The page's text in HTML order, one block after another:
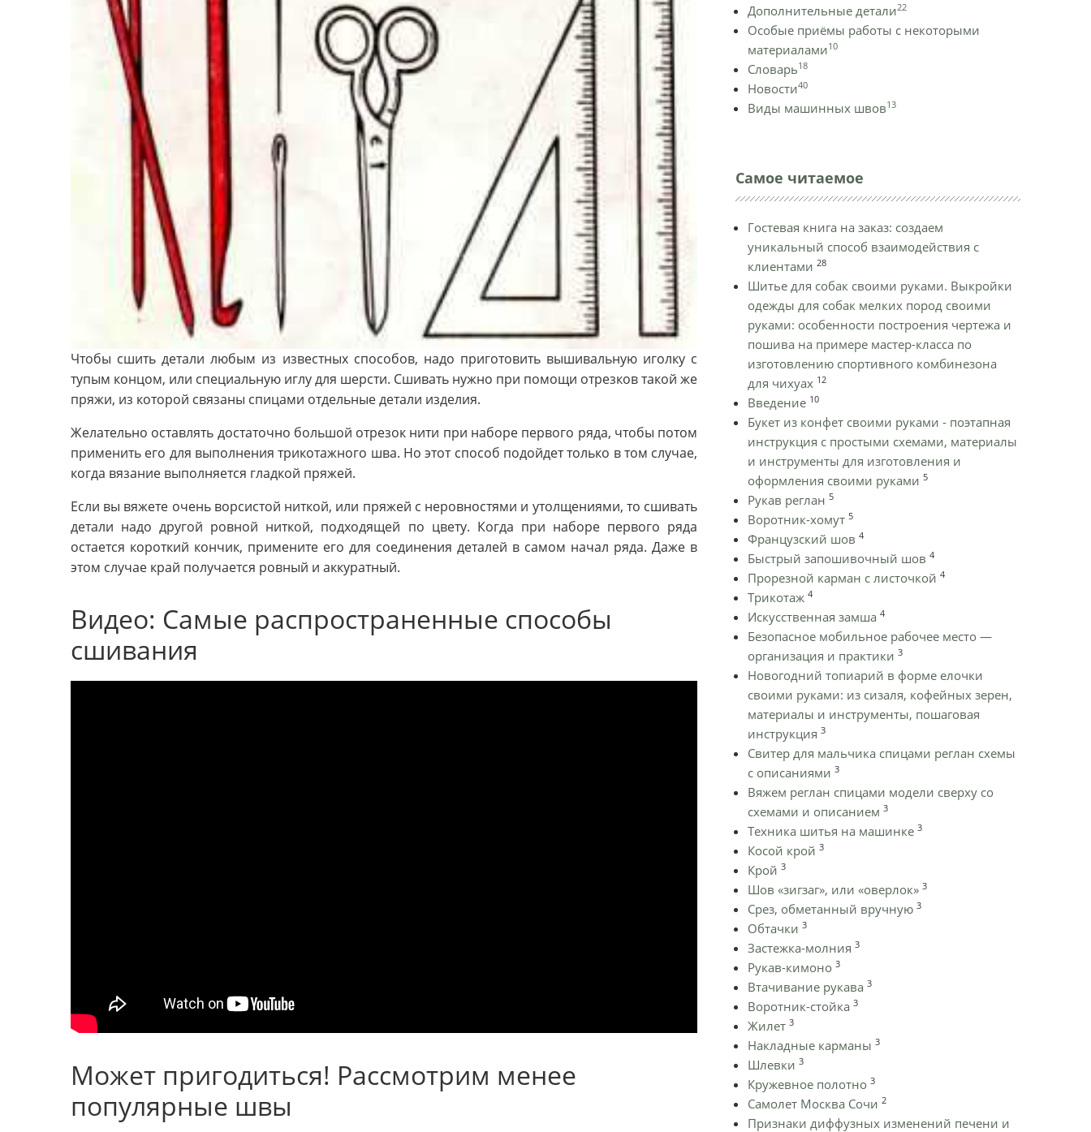
Чтобы сшить детали любым из известных способов, надо приготовить вышивальную иголку с
тупым концом, или специальную иглу для шерсти. Сшивать нужно при помощи отрезков такой же
пряжи, из которой связаны спицами отдельные детали изделия.
Желательно оставлять достаточно большой отрезок нити при наборе первого ряда, чтобы потом
применить его для выполнения трикотажного шва. Но этот способ подойдет только в том случае,
когда вязание выполняется гладкой пряжей.
Если вы вяжете очень ворсистой ниткой, или пряжей с неровностями и утолщениями, то сшивать
детали надо другой ровной ниткой, подходящей по цвету. Когда при наборе первого ряда
остается короткий кончик, примените его для соединения деталей в самом начал ряда. Даже в
этом случае край получается ровный и аккуратный.
Видео: Самые распространенные способы
сшивания
Может пригодиться! Рассмотрим менее
популярные швы
Дополнительные детали22
Особые приёмы работы с некоторыми
материалами10
Словарь18
Новости40
Виды машинных швов13
Самое читаемое
Гостевая книга на заказ: создаем
уникальный способ взаимодействия с
клиентами 28
Шитье для собак своими руками. Выкройки
одежды для собак мелких пород своими
руками: особенности построения чертежа и
пошива на примере мастер-класса по
изготовлению спортивного комбинезона
для чихуах 12
Введение 10
Букет из конфет своими руками - поэтапная
инструкция с простыми схемами, материалы
и инструменты для изготовления и
оформления своими руками 5
Рукав реглан 5
Воротник-хомут 5
Французский шов 4
Быстрый запошивочный шов 4
Прорезной карман с листочкой 4
Трикотаж 4
Искусственная замша 4
Безопасное мобильное рабочее место —
организация и практики 3
Новогодний топиарий в форме елочки
своими руками: из сизаля, кофейных зерен,
материалы и инструменты, пошаговая
инструкция 3
Cвитер для мальчика спицами реглан схемы
с описаниями 3
Вяжем реглан спицами модели сверху со
схемами и описанием 3
Техника шитья на машинке 3
Косой крой 3
Крой 3
Шов «зигзаг», или «оверлок» 3
Срез, обметанный вручную 3
Обтачки 3
Застежка-молния 3
Рукав-кимоно 3
Втачивание рукава 3
Воротник-стойка 3
Жилет 3
Накладные карманы 3
Шлевки 3
Кружевное полотно 3
Самолет Москва Сочи 2
Признаки диффузных изменений печени и